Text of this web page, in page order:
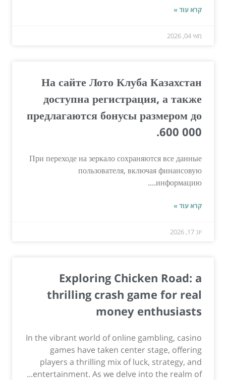
קרא עוד »
מאי 04, 2026
На сайте Лото Клуба Казахстан
доступна регистрация, а также
предлагаются бонусы размером до
600 000.
При переходе на зеркало сохраняются все данные
пользователя, включая финансовую
информацию....
קרא עוד »
יונ 17, 2026
Exploring Chicken Road: a
thrilling crash game for real
money enthusiasts
In the vibrant world of online gambling, casino
games have taken center stage, offering
players a thrilling mix of luck, strategy, and
entertainment. As we delve into the realm of...